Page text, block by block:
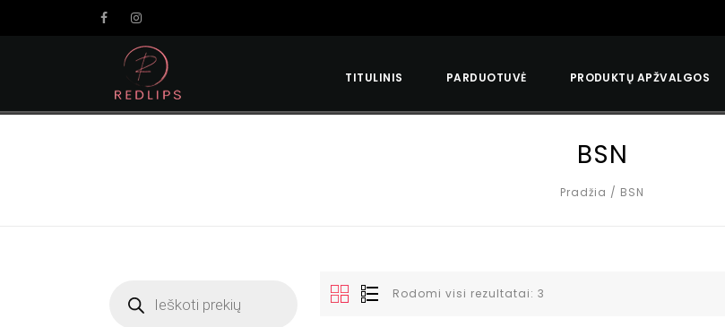
TITULINIS PARDUOTUVĖ PRODUKTŲ APŽVALGOS
BSN
Pradžia / BSN
Rodomi visi rezultatai: 3